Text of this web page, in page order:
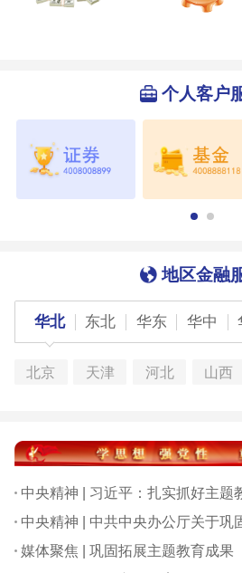
个人客户
地区金融
华北 东北 华东 华中
北京 天津 河北 山西
媒体聚焦 | 巩固拓展主题教育成果